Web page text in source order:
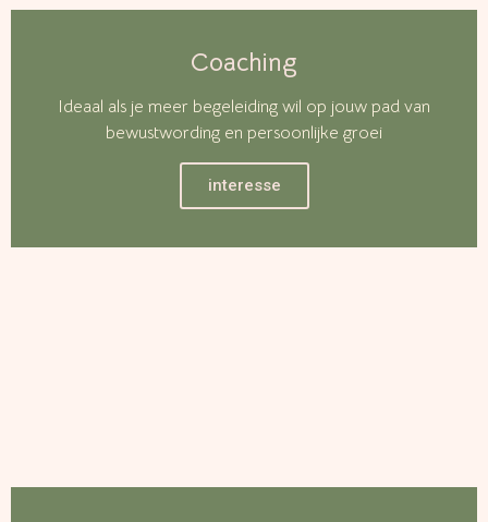
Coaching
Ideaal als je meer begeleiding wil op jouw pad van
bewustwording en persoonlijke groei
interesse